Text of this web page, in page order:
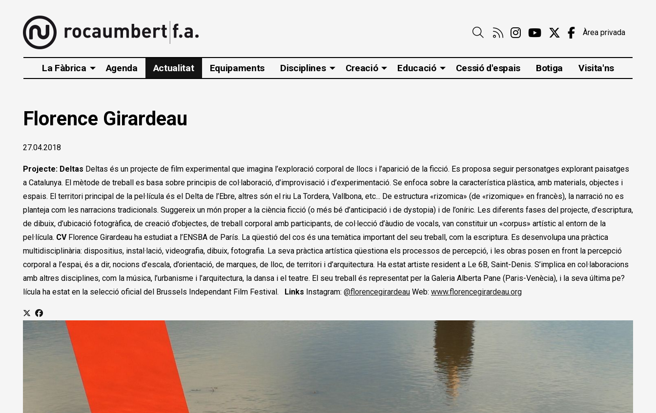
Àrea privada
Link a rss
Link a instagram
Link a youtube
Link a twitter
Link a
La Fàbrica Agenda Actualitat Equipaments Disciplines Creació Educació Cessió d'espais Botiga Visita'ns
Florence Girardeau
27.04.2018
Projecte: Deltas Deltas és un projecte de film experimental que imagina l’exploració corporal de llocs i l’aparició de la ficció. Es proposa seguir personatges explorant paisatges
a Catalunya. El mètode de treball es basa sobre principis de col·laboració, d’improvisació i d’experimentació. Se enfoca sobre la característica plàstica, amb materials, objectes i
espais. El territori principal de la pel·lícula és el Delta de l’Ebre, altres són el riu La Tordera, Vallbona, etc... De estructura «rizomica» (de «rizomique» en francès), la narració no es
planteja com les narracions tradicionals. Suggereix un món proper a la ciència ficció (o més bé d’anticipació i de dystopia) i de l’oníric. Les diferents fases del projecte, d’escriptura,
de dibuix, d’ubicació fotogràfica, de creació d’objectes, de treball corporal amb participants, de col·lecció d’àudio de vocals, van constituir un «corpus» artístic al entorn de la
pel·lícula. CVFlorence Girardeau ha estudiat a l’ENSBA de París. La qüestió del cos és una temàtica important del seu treball, com la escriptura. Es desenvolupa una pràctica
multidisciplinària: dispositius, instal·lació, videografia, dibuix, fotografia. La seva pràctica artística qüestiona els processos de percepció, i les obras posen en front la percepció
corporal a l’espai, és a dir, nocions d’escala, d’orientació, de marques, de lloc, de territori i d’arquitectura. Ha estat artiste resident a Le 6B, Saint-Denis. S’implica en col·laboracions
amb altres disciplines, com la música, l’urbanisme i l’arquitectura, la dansa i el teatre. El seu treball és representat per la Galeria Alberta Pane (Paris-Venècia), i la seva última pe?
lícula ha estat en la selecció oficial del Brussels Independant Film Festival. Links Instagram: @florencegirardeau Web: www.florencegirardeau.org